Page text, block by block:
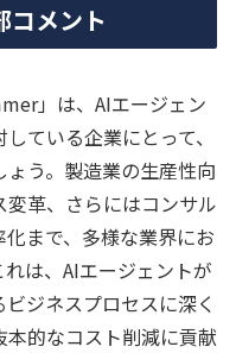
メント
」は、AIエージェン
ている企業にとって、
う。製造業の生産性向
革、さらにはコンサル
まで、多様な業界にお
は、AIエージェントが
ジネスプロセスに深く
的なコスト削減に貢献